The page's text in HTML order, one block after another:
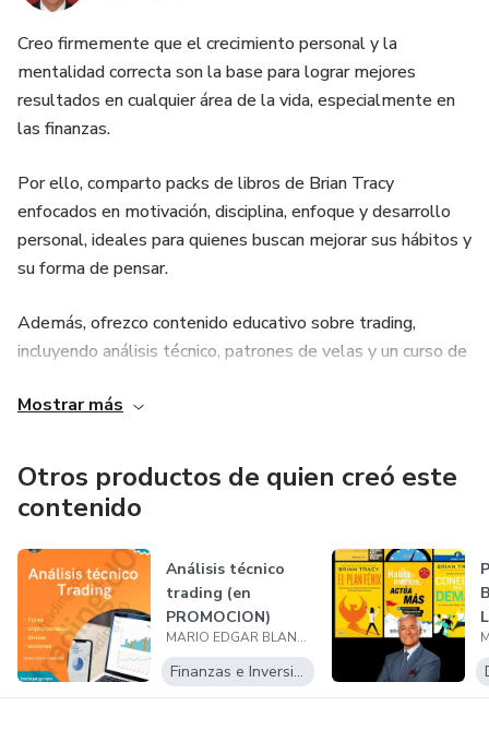
Creo firmemente que el crecimiento personal y la
mentalidad correcta son la base para lograr mejores
resultados en cualquier área de la vida, especialmente en
las finanzas.
Por ello, comparto packs de libros de Brian Tracy
enfocados en motivación, disciplina, enfoque y desarrollo
personal, ideales para quienes buscan mejorar sus hábitos y
su forma de pensar.
Además, ofrezco contenido educativo sobre trading,
incluyendo análisis técnico, patrones de velas y un curso de
progresiva.
Mi objetivo es aportar valor real, ayudando a las personas a
fortalecer su mentalidad financiera y adquirir conocimientos
que les permitan tomar decisiones más conscientes y
responsables en el camino hacia su crecimiento personal y
financiero.
Mostrar más
Otros productos de quien creó este
contenido
Análisis técnico
trading (en
PROMOCION)
MARIO EDGAR BLANCO PEDRAZA
Finanzas e Inversiones